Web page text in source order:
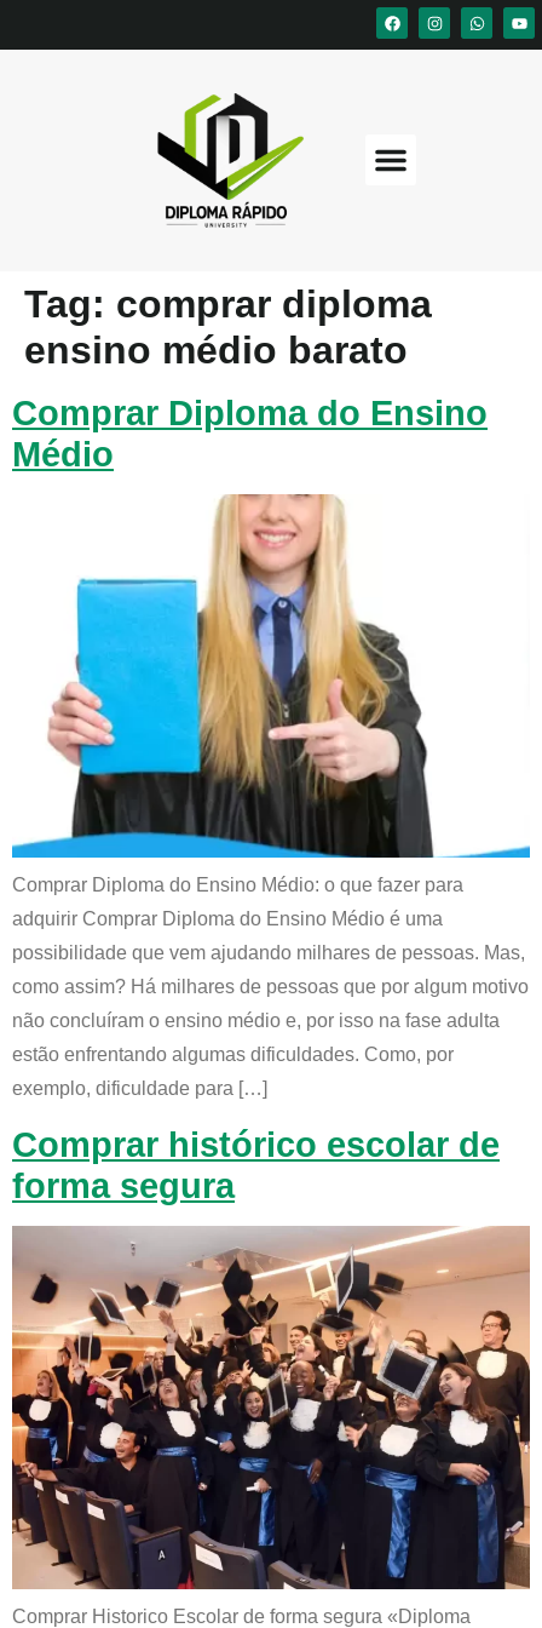
Tag: comprar diploma
ensino médio barato
Comprar Diploma do Ensino
Médio
Comprar Diploma do Ensino Médio: o que fazer para
adquirir Comprar Diploma do Ensino Médio é uma
possibilidade que vem ajudando milhares de pessoas. Mas,
como assim? Há milhares de pessoas que por algum motivo
não concluíram o ensino médio e, por isso na fase adulta
estão enfrentando algumas dificuldades. Como, por
exemplo, dificuldade para […]
Comprar histórico escolar de
forma segura
Comprar Historico Escolar de forma segura «Diploma